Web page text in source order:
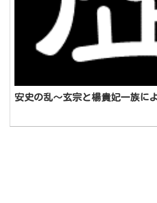
安史の乱～玄宗と楊貴妃一族に